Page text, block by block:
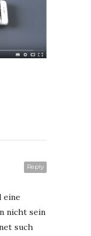
Reply
eine
nicht sein
such